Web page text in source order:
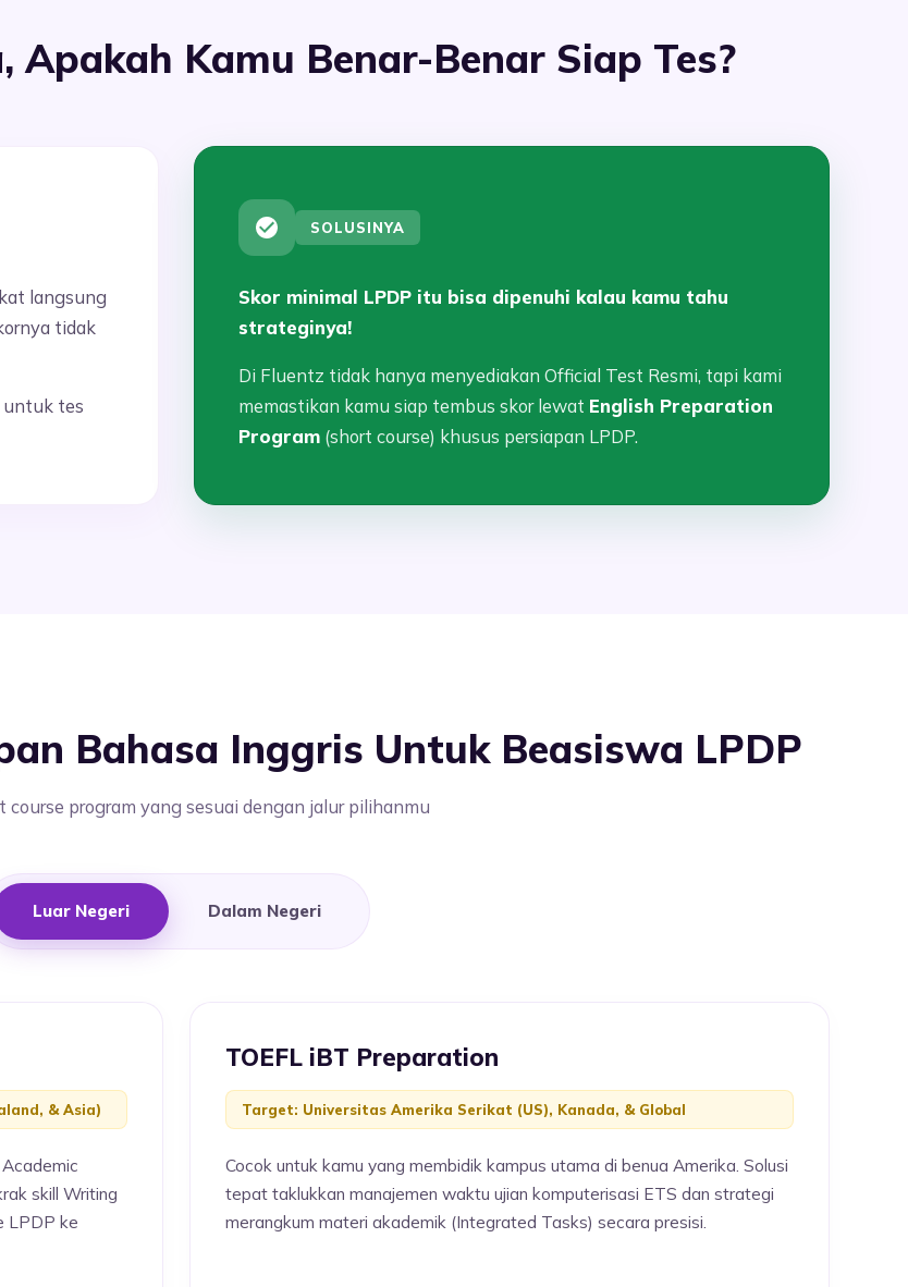
Apakah Kamu Benar-Benar Siap Tes?
langsung
tidak
untuk tes
SOLUSINYA
Skor minimal LPDP itu bisa dipenuhi kalau kamu tahu
strateginya!
Di Fluentz tidak hanya menyediakan Official Test Resmi, tapi kami
memastikan kamu siap tembus skor lewat English Preparation
Program (short course) khusus persiapan LPDP.
Bahasa Inggris Untuk Beasiswa LPDP
course program yang sesuai dengan jalur pilihanmu
Luar Negeri Dalam Negeri
& Asia)
skill Writing
LPDP ke
TOEFL iBT Preparation
Target: Universitas Amerika Serikat (US), Kanada, & Global
Cocok untuk kamu yang membidik kampus utama di benua Amerika. Solusi
tepat taklukkan manajemen waktu ujian komputerisasi ETS dan strategi
merangkum materi akademik (Integrated Tasks) secara presisi.